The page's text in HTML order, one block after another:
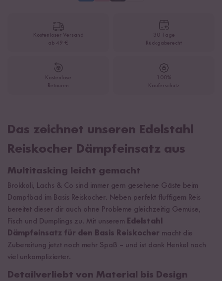
Kostenloser Versand
ab 49 €
30 Tage
Rückgaberecht
Kostenlose
Retouren
100%
Käuferschutz
Das zeichnet unseren Edelstahl
Reiskocher Dämpfeinsatz aus
Multitasking leicht gemacht
Brokkoli, Lachs & Co sind immer gern gesehene Gäste beim
Dampfbad im Basis Reiskocher. Neben perfekt fluffigem Reis
bereitet dieser dir auch ohne Probleme gleichzeitig Gemüse,
Fisch und Dumplings zu. Mit unserem Edelstahl
Dämpfeinsatz für den Basis Reiskocher macht die
Zubereitung jetzt noch mehr Spaß – und ist dank Henkel noch
viel unkomplizierter.
Detailverliebt von Material bis Design